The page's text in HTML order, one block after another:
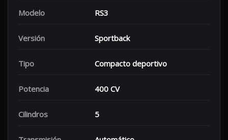
Modelo RS3
Versión Sportback
Tipo Compacto deportivo
Potencia 400 CV
Cilindros 5